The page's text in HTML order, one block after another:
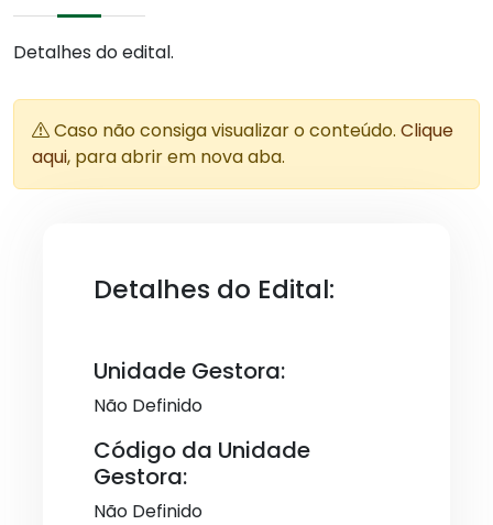
Detalhes do edital.
Caso não consiga visualizar o conteúdo. Clique
aqui, para abrir em nova aba.
Detalhes do Edital:
Unidade Gestora:
Não Definido
Código da Unidade
Gestora:
Não Definido